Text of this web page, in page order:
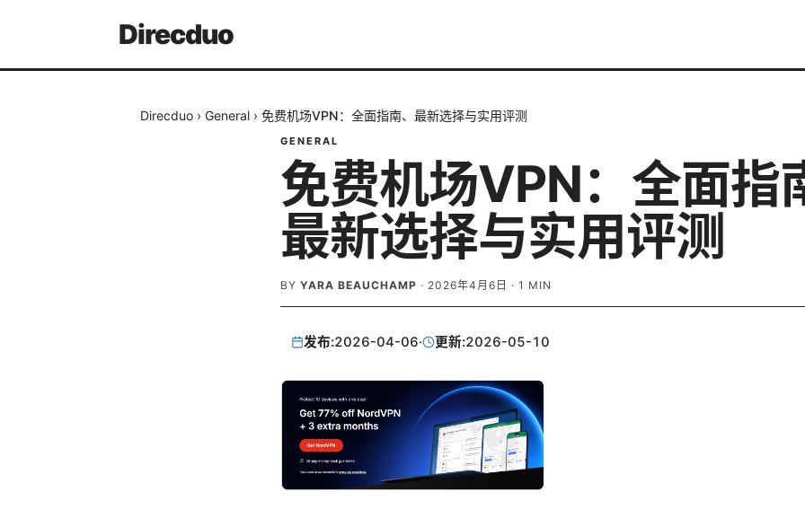
Direcduo
Direcduo › General › 免费机场VPN：全面指南、最新选择与实用评测
GENERAL
免费机场VPN：全面指
最新选择与实用评测
BY YARA BEAUCHAMP · 2026年4月6日 · 1 MIN
发布:2026-04-06· 更新:2026-05-10